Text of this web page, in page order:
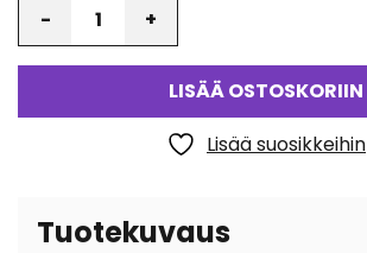
LISÄÄ OSTOSKORIIN
Lisää suosikkeihin
Tuotekuvaus